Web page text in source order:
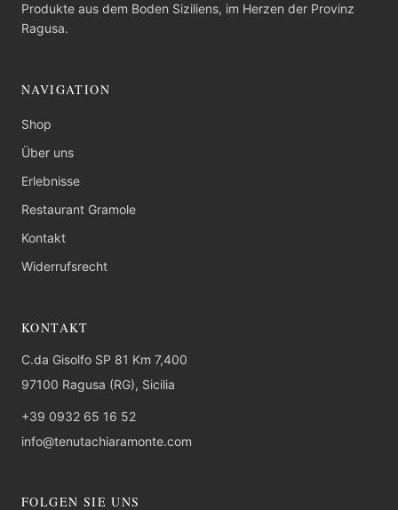
Produkte aus dem Boden Siziliens, im Herzen der Provinz
Ragusa.
NAVIGATION
Shop
Über uns
Erlebnisse
Restaurant Gramole
Kontakt
Widerrufsrecht
KONTAKT
C.da Gisolfo SP 81 Km 7,400
97100 Ragusa (RG), Sicilia
+39 0932 65 16 52
info@tenutachiaramonte.com
FOLGEN SIE UNS